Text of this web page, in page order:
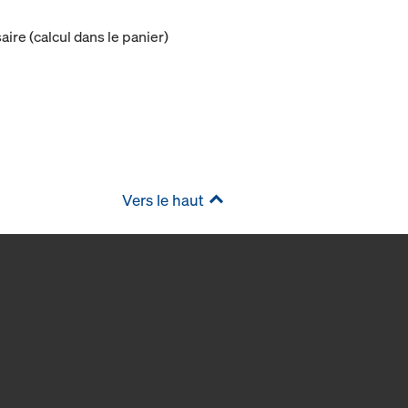
(calcul dans le panier)
Vers le haut